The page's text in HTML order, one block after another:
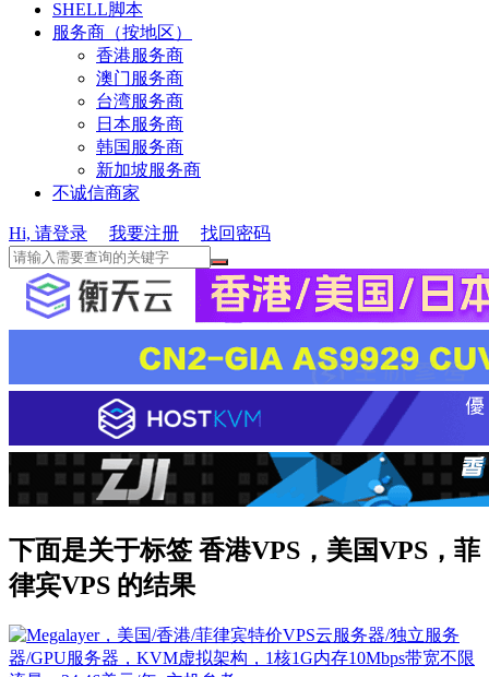
SHELL脚本
服务商（按地区）
香港服务商
澳门服务商
台湾服务商
日本服务商
韩国服务商
新加坡服务商
不诚信商家
Hi, 请登录 我要注册 找回密码
下面是关于标签 香港VPS，美国VPS，菲
律宾VPS 的结果